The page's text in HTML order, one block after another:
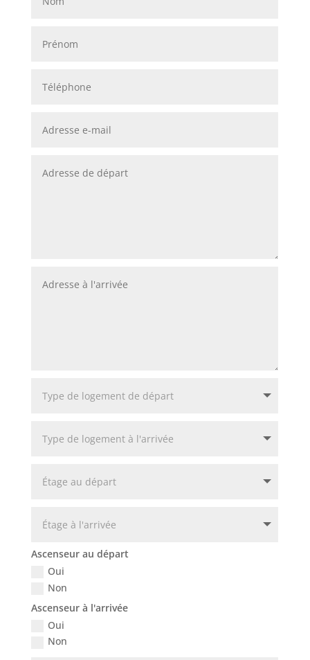
Ascenseur au départ
Oui
Non
Ascenseur à l'arrivée
Oui
Non